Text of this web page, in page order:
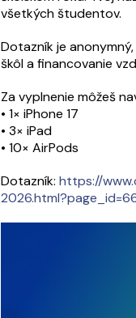
všetkých študentov.
Dotazník je
škôl a financovanie
Za vyplnenie môžeš
• 1× iPhone 17
• 3× iPad
• 10× AirPods
Dotazník: https://